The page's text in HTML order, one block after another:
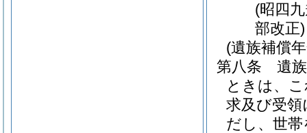
(昭四
部改正)
(遺族補償
第八条
遺
ときは、
求及び受
だし、世